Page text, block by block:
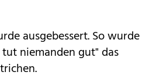
ausgebessert. So wurde
niemanden gut" das